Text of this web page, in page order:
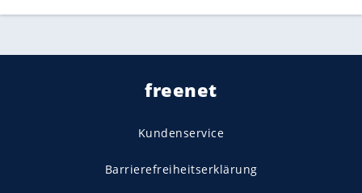
freenet
Kundenservice
Barrierefreiheitserklärung